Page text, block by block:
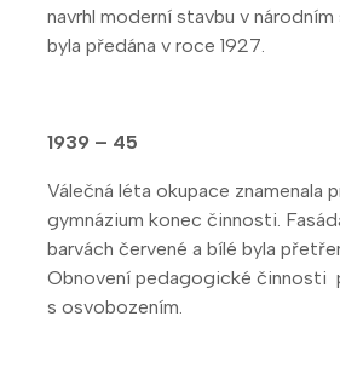
navrhl moderní stavbu v národním
byla předána v roce 1927.
1939 – 45
Válečná léta okupace znamenala
gymnázium konec činnosti.
barvách červené a bílé byla
Obnovení pedagogické činnosti
s osvobozením.